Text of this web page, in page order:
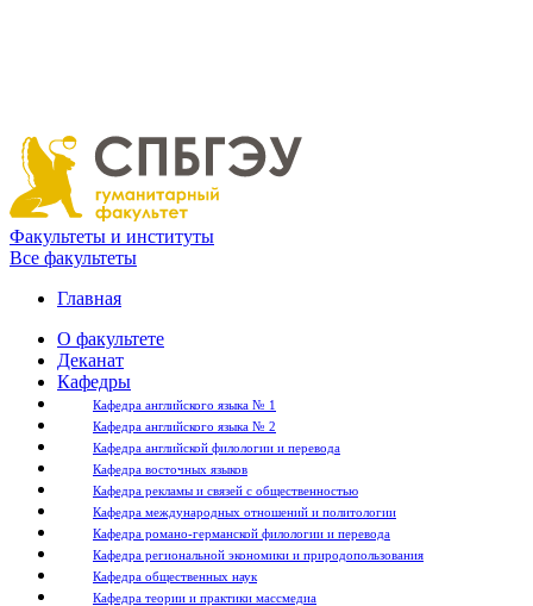
Факультеты и институты
Все факультеты
Главная
О факультете
Деканат
Кафедры
Кафедра английского языка № 1
Кафедра английского языка № 2
Кафедра английской филологии и перевода
Кафедра восточных языков
Кафедра рекламы и связей с общественностью
Кафедра международных отношений и политологии
Кафедра романо-германской филологии и перевода
Кафедра региональной экономики и природопользования
Кафедра общественных наук
Кафедра теории и практики массмедиа